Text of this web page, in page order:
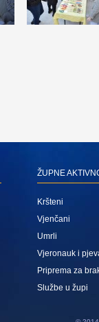
ŽUPNE
Kršteni
Vjenčani
Umrli
Vjeronauk i
Priprema za
Službe u župi